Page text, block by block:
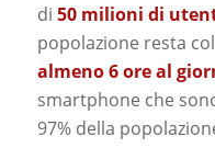
di 50 milioni di
popolazione resta
almeno 6 ore al
smartphone che
97% della